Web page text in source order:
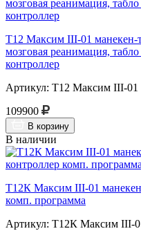
Т12 Максим III-01 манекен-
мозговая реанимация,
контроллер
Артикул: Т12 Максим III-01
109900
В корзину
В наличии
Т12К Максим III-01
комп. программа
Артикул: Т12К Максим III-